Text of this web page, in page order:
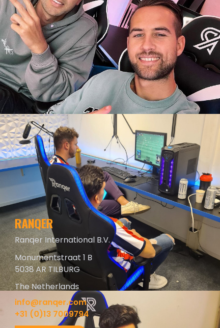
RANQER
Ranqer International B.V.
Monumentstraat 1 B
5038 AR TILBURG
The Netherlands
info@ranqer.com
+31 (0)13 7009794